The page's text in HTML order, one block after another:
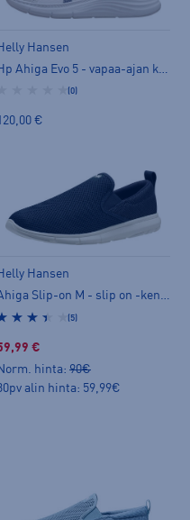
Hansen
(0)
€
Hansen
Ahiga Slip-on M - slip on -kengät
(5)
€
hinta: 90€
alin hinta: 59,99€